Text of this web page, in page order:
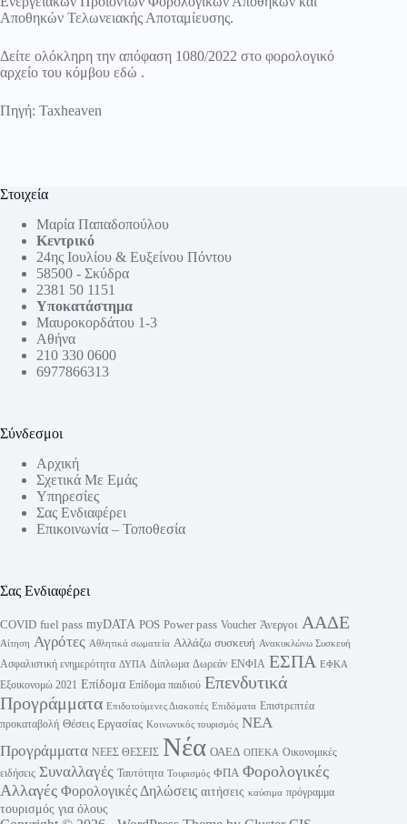
Αποθηκών Τελωνειακής Αποταμίευσης.
Δείτε ολόκληρη την απόφαση 1080/2022 στο φορολογικό
αρχείο του κόμβου εδώ .
Πηγή: Taxheaven
Στοιχεία
Μαρία Παπαδοπούλου
Κεντρικό
24ης Ιουλίου & Ευξείνου Πόντου
58500 - Σκύδρα
2381 50 1151
Υποκατάστημα
Μαυροκορδάτου 1-3
Αθήνα
210 330 0600
6977866313
Σύνδεσμοι
Αρχική
Σχετικά Με Εμάς
Υπηρεσίες
Σας Ενδιαφέρει
Επικοινωνία – Τοποθεσία
Σας Ενδιαφέρει
COVID fuel pass myDATA POS Power pass Voucher Άνεργοι ΑΑΔΕ
Αίτηση Αγρότες Αθλητικά σωματεία Αλλάζω συσκευή Ανακυκλώνω Συσκευή
Ασφαλιστική ενημερότητα ΔΥΠΑ Δίπλωμα Δωρεάν ΕΝΦΙΑ ΕΣΠΑ ΕΦΚΑ
Εξοικονομώ 2021 Επίδομα Επίδομα παιδιού Επενδυτικά
Προγράμματα Επιδοτούμενες Διακοπές Επιδόματα Επιστρεπτέα
προκαταβολή Θέσεις Εργασίας Κοινωνικός τουρισμός ΝΕΑ
Προγράμματα ΝΕΕΣ ΘΕΣΕΙΣ Νέα ΟΑΕΔ ΟΠΕΚΑ Οικονομικές
ειδήσεις Συναλλαγές Ταυτότητα Τουρισμός ΦΠΑ Φορολογικές
Αλλαγές Φορολογικές Δηλώσεις αιτήσεις καύσιμα πρόγραμμα
τουρισμός για όλους